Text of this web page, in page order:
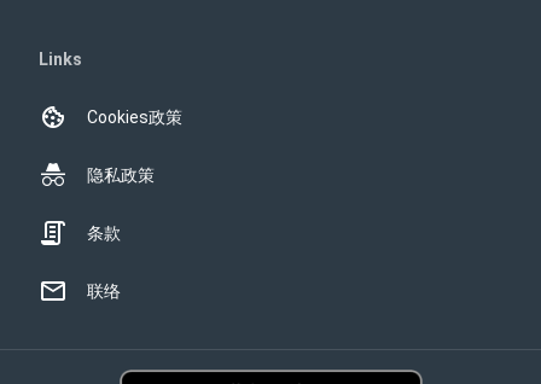
Links
Cookies政策
隐私政策
条款
联络